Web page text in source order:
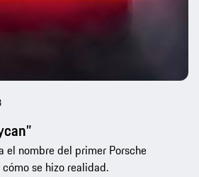
el nombre del primer Porsche
se hizo realidad.